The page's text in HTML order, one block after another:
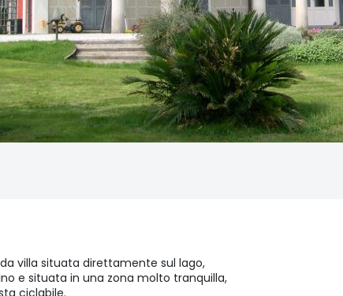
villa situata direttamente sul lago,
e situata in una zona molto tranquilla,